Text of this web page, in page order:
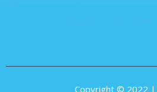
Copyright © 2022 |